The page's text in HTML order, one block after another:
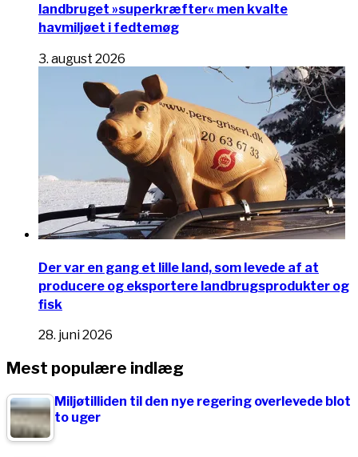
landbruget »superkræfter« men kvalte
havmiljøet i fedtemøg
3. august 2026
Der var en gang et lille land, som levede af at
producere og eksportere landbrugsprodukter og
fisk
28. juni 2026
Mest populære indlæg
Miljøtilliden til den nye regering overlevede blot
to uger